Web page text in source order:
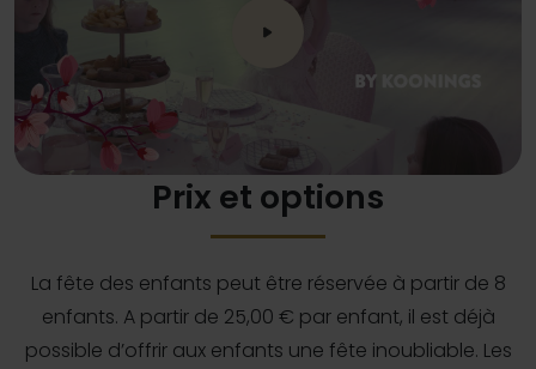
Prix et options
La fête des enfants peut être réservée à partir de 8
enfants. A partir de 25,00 € par enfant, il est déjà
possible d’offrir aux enfants une fête inoubliable. Les